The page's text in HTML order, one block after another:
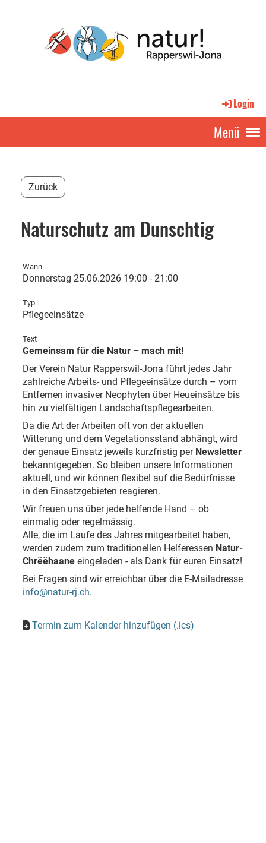
Login
Menü
Zurück
Naturschutz am Dunschtig
Wann
Donnerstag 25.06.2026 19:00 - 21:00
Typ
Pflegeeinsätze
Text
Gemeinsam für die Natur – mach mit!
Der Verein Natur Rapperswil-Jona führt jedes Jahr
zahlreiche Arbeits- und Pflegeeinsätze durch – vom
Entfernen invasiver Neophyten über Heueinsätze bis
hin zu vielfältigen Landschaftspflegearbeiten.
Da die Art der Arbeiten oft von der aktuellen
Witterung und dem Vegetationsstand abhängt, wird
der genaue Einsatz jeweils kurzfristig per Newsletter
bekanntgegeben. So bleiben unsere Informationen
aktuell, und wir können flexibel auf die Bedürfnisse
in den Einsatzgebieten reagieren.
Wir freuen uns über jede helfende Hand – ob
einmalig oder regelmässig.
Alle, die im Laufe des Jahres mitgearbeitet haben,
werden zudem zum traditionellen Helferessen Natur-
Chrëëhaane eingeladen - als Dank für euren Einsatz!
Bei Fragen sind wir erreichbar über die E-Mailadresse
info@natur-rj.ch.
Termin zum Kalender hinzufügen (.ics)